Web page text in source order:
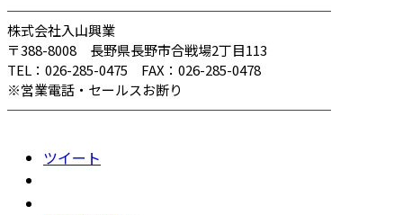
────────────────────────
株式会社入山興業
〒388-8008 長野県長野市合戦場2丁目113
TEL：026-285-0475 FAX：026-285-0478
※営業電話・セールスお断り
────────────────────────
ツイート